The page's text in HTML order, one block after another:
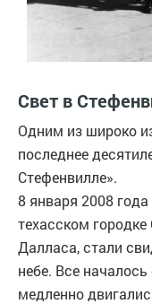
Свет в
Одним из широко
последнее
Стефенвилле».
8 января 2008
техасском
Далласа, стали
небе. Все
медленно